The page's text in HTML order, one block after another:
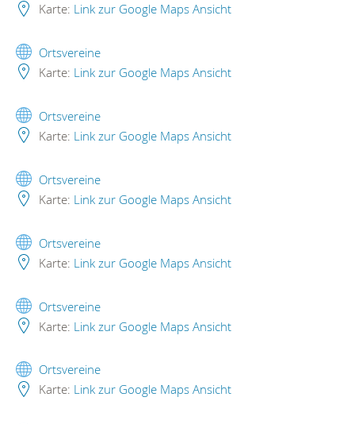
Karte: Link zur Google Maps Ansicht
Ortsvereine
Karte: Link zur Google Maps Ansicht
Ortsvereine
Karte: Link zur Google Maps Ansicht
Ortsvereine
Karte: Link zur Google Maps Ansicht
Ortsvereine
Karte: Link zur Google Maps Ansicht
Ortsvereine
Karte: Link zur Google Maps Ansicht
Ortsvereine
Karte: Link zur Google Maps Ansicht